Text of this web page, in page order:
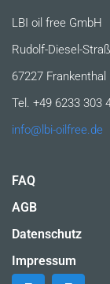
LBI oil free GmbH
Rudolf-Diesel-
67227 Frankenthal
Tel. +49 6233 303
info@lbi-oilfree.de
FAQ
AGB
Datenschutz
Impressum